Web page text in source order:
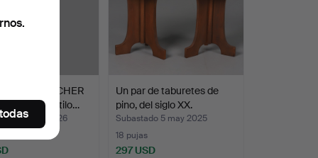
PERCHER
fundido, estilo…
29 may 2026
Un par de taburetes de
pino, del siglo XX.
Subastado 5 may 2025
18 pujas
297 USD